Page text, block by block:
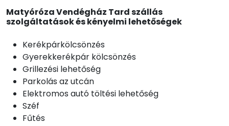
Matyóróza Vendégház Tard szállás
szolgáltatások és kényelmi lehetőségek
Kerékpárkölcsönzés
Gyerekkerékpár kölcsönzés
Grillezési lehetőség
Parkolás az utcán
Elektromos autó töltési lehetőség
Széf
Fűtés